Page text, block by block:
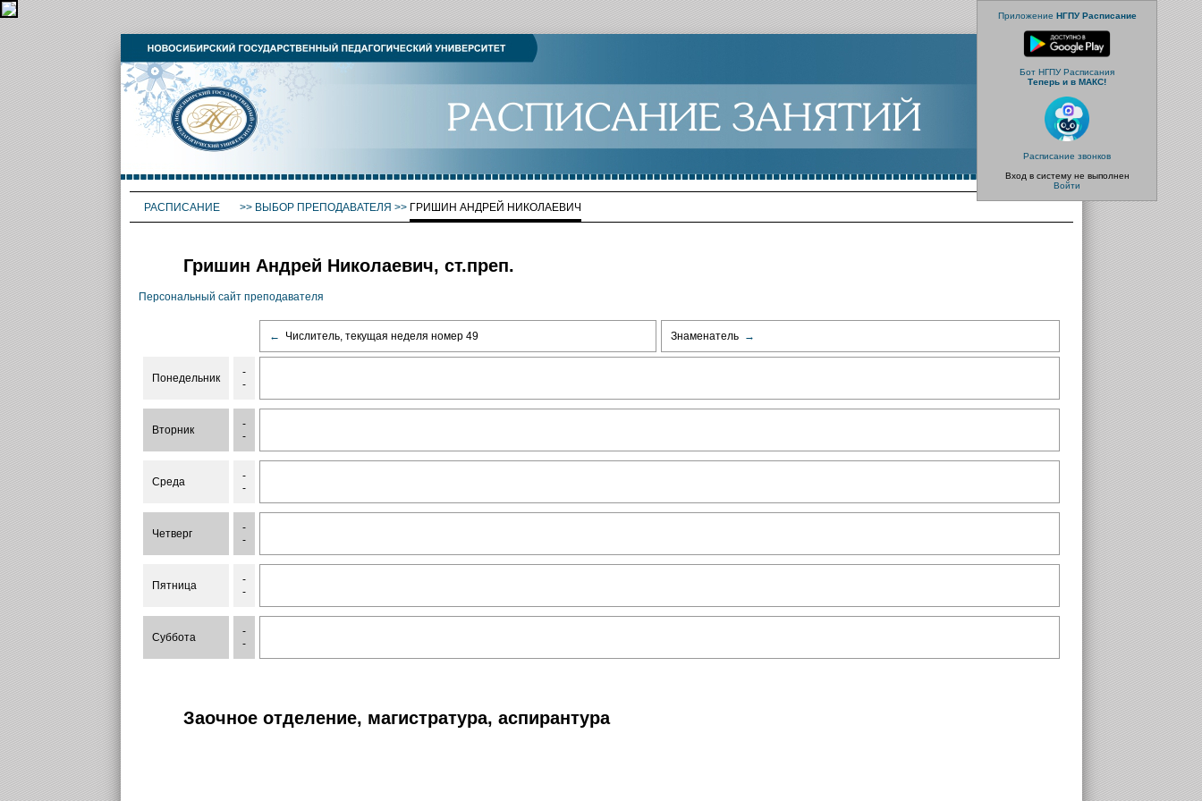
Приложение НГПУ Расписание
Бот НГПУ Расписания
Теперь и в МАКС!
Расписание звонков
Вход в систему не выполнен
Войти
РАСПИСАНИЕ >> ВЫБОР ПРЕПОДАВАТЕЛЯ >> ГРИШИН АНДРЕЙ НИКОЛАЕВИЧ
Гришин Андрей Николаевич, ст.преп.
Персональный сайт преподавателя
← Числитель, текущая неделя номер 49 Знаменатель →
Понедельник
-
-
Вторник
-
-
Среда
-
-
Четверг
-
-
Пятница
-
-
Суббота
-
-
Заочное отделение, магистратура, аспирантура